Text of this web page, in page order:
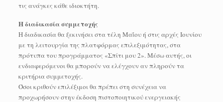
τις ανάγκες κάθε ιδιοκτήτη.
Η διαδικασία συμμετοχής
Η διαδικασία θα ξεκινήσει στα τέλη Μαΐου ή στις αρχές Ιουνίου
με τη λειτουργία της πλατφόρμας επιλεξιμότητας, στα
πρότυπα του προγράμματος «Σπίτι μου 2». Μέσω αυτής, οι
ενδιαφερόμενοι θα μπορούν να ελέγχουν αν πληρούν τα
κριτήρια συμμετοχής.
Όσοι κριθούν επιλέξιμοι θα πρέπει στη συνέχεια να
προχωρήσουν στην έκδοση πιστοποιητικού ενεργειακής